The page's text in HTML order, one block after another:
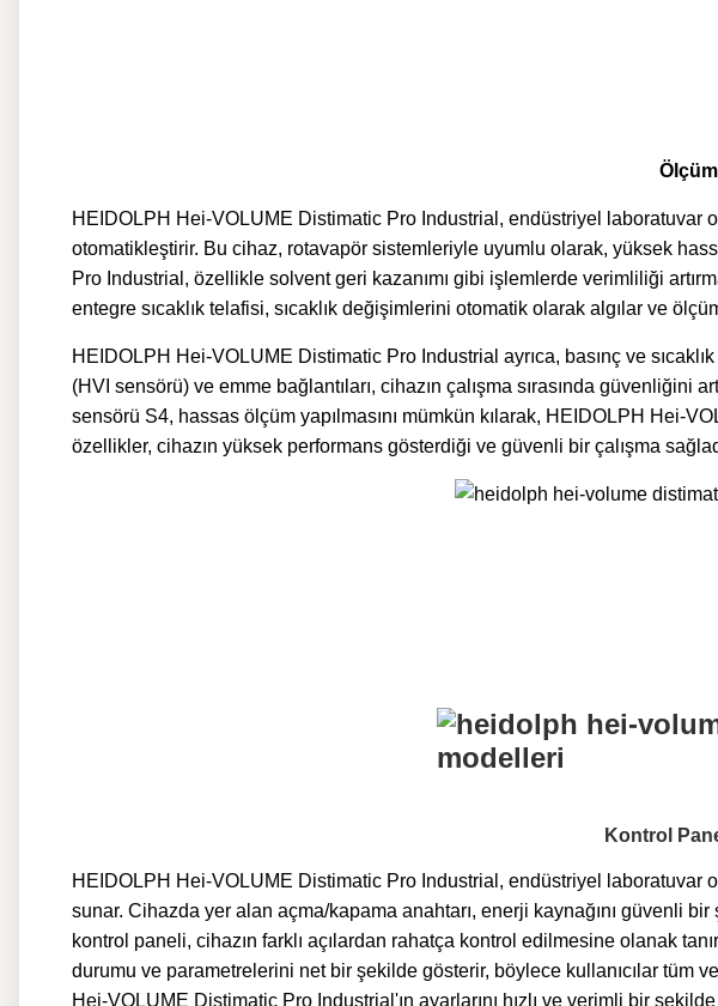
HEIDOLPH Hei-VOLUME Distimatic Pro Industrial, endüstriyel laboratuvar
otomatikleştirir. Bu cihaz, rotavapör sistemleriyle uyumlu olarak, yüksek
Pro Industrial, özellikle solvent geri kazanımı gibi işlemlerde verimliliği
entegre sıcaklık telafisi, sıcaklık değişimlerini otomatik olarak algılar ve
HEIDOLPH Hei-VOLUME Distimatic Pro Industrial ayrıca, basınç ve
(HVI sensörü) ve emme bağlantıları, cihazın çalışma sırasında
sensörü S4, hassas ölçüm yapılmasını mümkün kılarak, HEIDOLPH Hei-
özellikler, cihazın yüksek performans gösterdiği ve güvenli bir çalışma
Kontrol
HEIDOLPH Hei-VOLUME Distimatic Pro Industrial, endüstriyel laboratuvar
sunar. Cihazda yer alan açma/kapama anahtarı, enerji kaynağını güvenli
kontrol paneli, cihazın farklı açılardan rahatça kontrol edilmesine olanak
durumu ve parametrelerini net bir şekilde gösterir, böylece kullanıcılar tüm
Hei-VOLUME Distimatic Pro Industrial'ın ayarlarını hızlı ve verimli bir